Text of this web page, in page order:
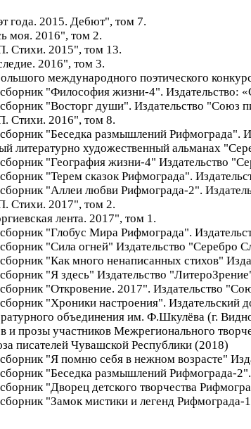
года. 2015. Дебют", том 7.
моя. 2016", том 2.
Стихи. 2015", том 13.
2016", том 3.
международного поэтического
"Философия жизни-4". Издательство:
"Восторг души". Издательство "Союз
Стихи. 2016", том 8.
"Беседка размышлений Рифмограда".
литературно художественный альманах
"География жизни-4" Издательство
"Терем сказок Рифмограда".
"Аллеи любви Рифмограда-2".
Стихи. 2017", том 2.
лента. 2017", том 1.
"Глобус Мира Рифмограда".
"Сила огней" Издательство "Серебро
"Как много ненаписанных стихов"
"Я здесь" Издательство
"Откровение. 2017". Издательство
"Хроники настроения". Издательский
объединения им. Ф.Шкулёва (г.
и прозы участников Межрегионального
писателей Чувашской Республики (2018)
"Я помню себя в нежном возрасте"
"Беседка размышлений Рифмограда-
"Дворец детского творчества
"Замок мистики и легенд Рифмограда-